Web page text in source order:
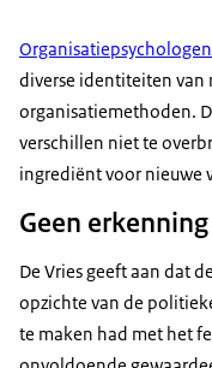
Organisatiepsychologen
diverse identiteiten van
organisatiemethoden.
verschillen niet te
ingrediënt voor nieuwe
Geen erkenning
De Vries geeft aan dat
opzichte van de
te maken had met het